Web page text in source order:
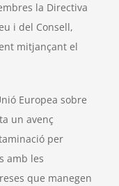
la Directiva
i del Consell,
mitjançant el
Europea sobre
un avenç
per
amb les
que manegen